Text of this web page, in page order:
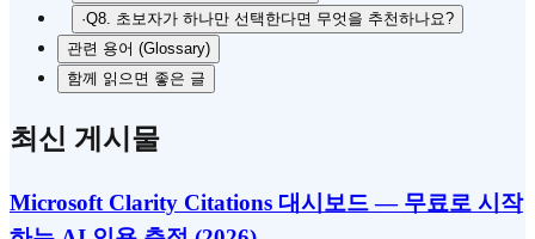
·Q8. 초보자가 하나만 선택한다면 무엇을 추천하나요?
관련 용어 (Glossary)
함께 읽으면 좋은 글
최신 게시물
Microsoft Clarity Citations 대시보드 — 무료로 시작